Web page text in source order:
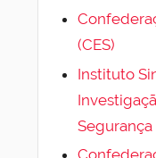
(CES)
Instituto
Segurança